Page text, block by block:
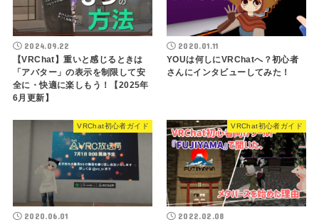
2024.09.22
【VRChat】重いと感じるときは
「アバター」の表示を制限して安
全に・快適に楽しもう！【2025年
6月更新】
2020.01.11
YOUは何しにVRChatへ？初心者
さんにインタビューしてみた！
VRChat初心者ガイド
2020.06.01
VRChat初心者ガイド
2022.02.08